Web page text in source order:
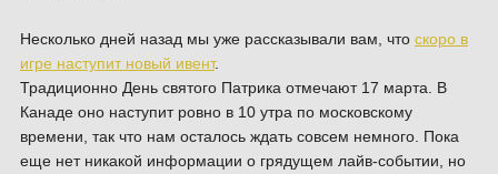
Несколько дней назад мы уже рассказывали вам, что скоро в
игре наступит новый ивент.
Традиционно День святого Патрика отмечают 17 марта. В
Канаде оно наступит ровно в 10 утра по московскому
времени, так что нам осталось ждать совсем немного. Пока
еще нет никакой информации о грядущем лайв-событии, но